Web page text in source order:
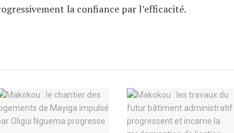
la confiance par l’efficacité.